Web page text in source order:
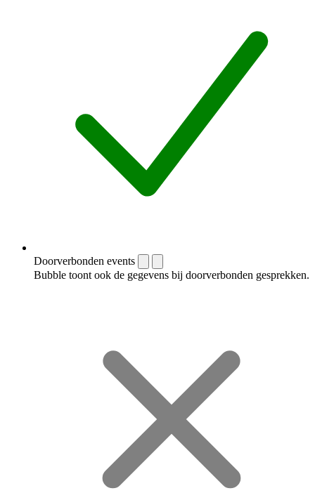
Doorverbonden events
Bubble toont ook de gegevens bij doorverbonden gesprekken.